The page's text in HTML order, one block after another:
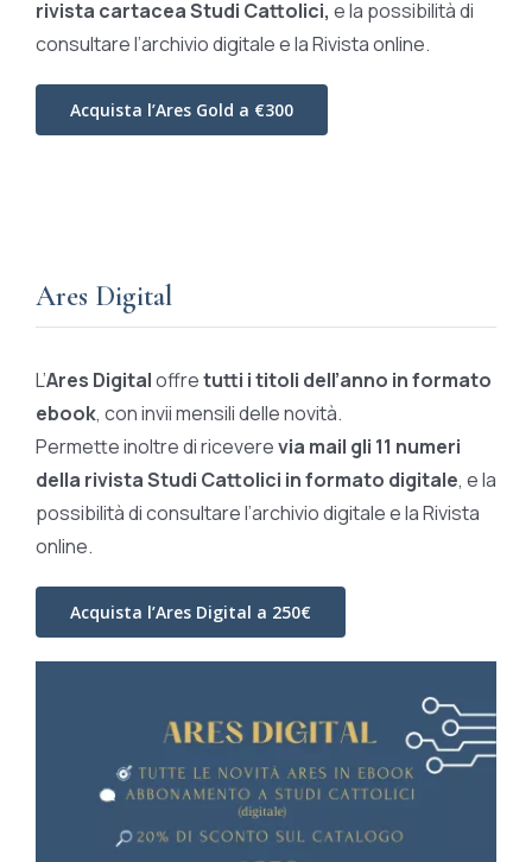
rivista cartacea Studi Cattolici, e la possibilità di
consultare l’archivio digitale e la Rivista online.
Acquista l’Ares Gold a €300
Ares Digital
L’Ares Digitaloffretutti i titoli dell’anno in formato
ebook, con invii mensili delle novità.
Permette inoltre di riceverevia mail gli 11 numeri
della rivista Studi Cattolici in formato digitale, e la
possibilità di consultare l’archivio digitale e la Rivista
online.
Acquista l’Ares Digital a 250€